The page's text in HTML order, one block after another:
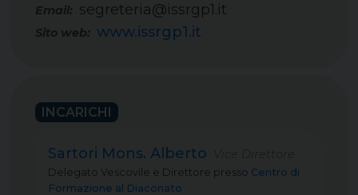
Email: segreteria@issrgp1.it
Sito web: www.issrgp1.it
INCARICHI
Sartori Mons. Alberto
Delegato Vescovile e Direttore presso Centro di
Formazione al Diaconato